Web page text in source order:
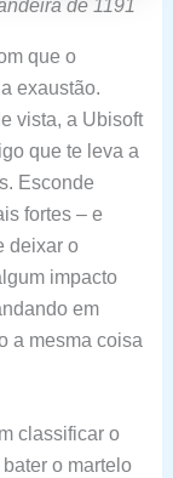
de 1191
que o
exaustão.
vista, a Ubisoft
que te leva a
Esconde
fortes – e
deixar o
impacto
em
a mesma coisa
classificar o
o martelo